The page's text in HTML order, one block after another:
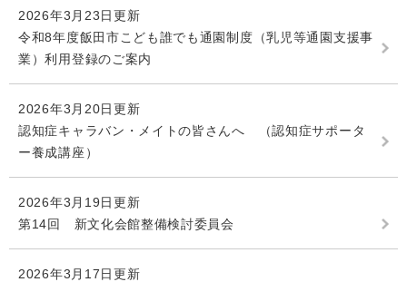
2026年3月23日更新
令和8年度飯田市こども誰でも通園制度（乳児等通園支援事
業）利用登録のご案内
2026年3月20日更新
認知症キャラバン・メイトの皆さんへ （認知症サポータ
ー養成講座）
2026年3月19日更新
第14回 新文化会館整備検討委員会
2026年3月17日更新